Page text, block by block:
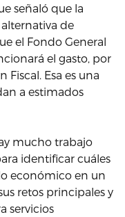
señaló que la
de
el Fondo General
el gasto, por
Fiscal. Esa es una
a estimados
mucho trabajo
identificar cuáles
económico en un
retos principales y
servicios